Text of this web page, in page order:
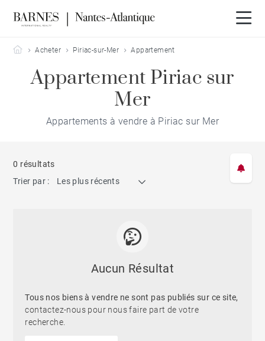
Barnes Nantes-Atlantique
Acheter Piriac-sur-Mer Appartement
Appartement Piriac sur
Mer
Appartements à vendre à Piriac sur Mer
0 résultats
Trier par :
Les plus récents
Aucun Résultat
Tous nos biens à vendre ne sont pas publiés sur ce site,
contactez-nous pour nous faire part de votre
recherche.